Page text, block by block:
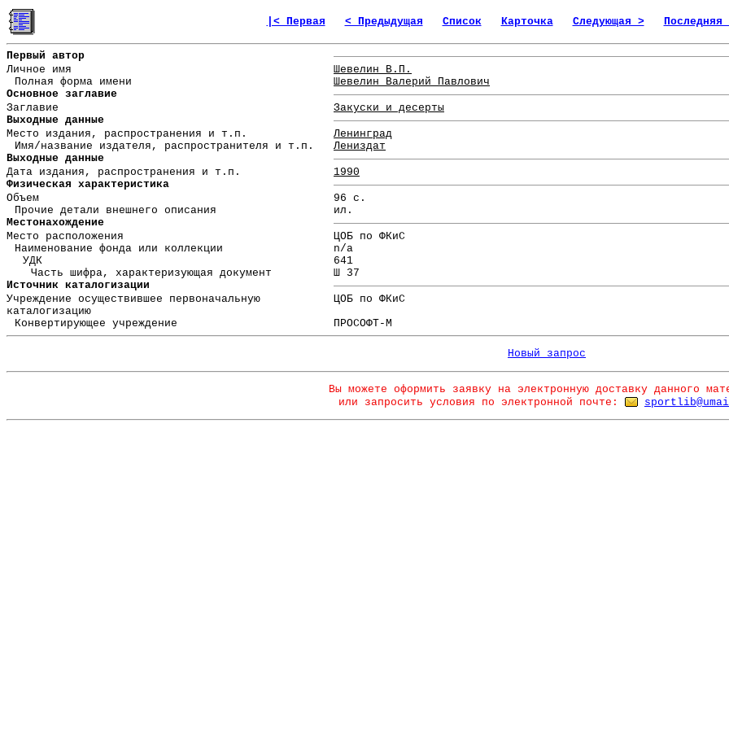
|< Первая < Предыдущая Список Карточка Следующая > Последняя
Первый автор
Личное имя
Шевелин В.П.
Полная форма имени
Шевелин Валерий Павлович
Основное заглавие
Заглавие
Закуски и десерты
Выходные данные
Место издания, распространения и т.п.
Ленинград
Имя/название издателя, распространителя и т.п.
Лениздат
Выходные данные
Дата издания, распространения и т.п.
1990
Физическая характеристика
Объем
96 с.
Прочие детали внешнего описания
ил.
Местонахождение
Место расположения
ЦОБ по ФКиС
Наименование фонда или коллекции
n/a
УДК
641
Часть шифра, характеризующая документ
Ш 37
Источник каталогизации
Учреждение осуществившее первоначальную
каталогизацию
ЦОБ по ФКиС
Конвертирующее учреждение
ПРОСОФТ-М
Новый запрос
Вы можете оформить заявку на электронную доставку данного
или запросить условия по электронной почте: